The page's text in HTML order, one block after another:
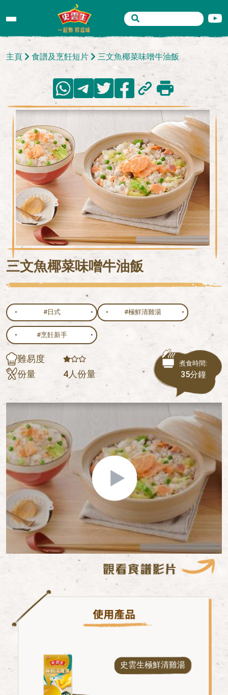
主頁 食譜及烹飪短片 三文魚椰菜味噌牛油飯
三文魚椰菜味噌牛油飯
#日式 #極鮮清雞湯
#烹飪新手
難易度
份量
4人份量
煮食時間:
35分鐘
史雲生極鮮清雞湯